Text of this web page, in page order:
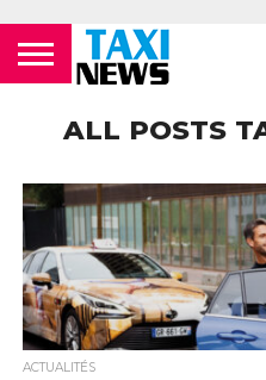
ACTUALITÉS
FORMATION
TAXIS
COMPAGNIES
AÉRIENNES /
CDG
FOURRIÈRES
PHARMACIES
24H/24 OU
STATIONS
DE TAXIS
TOILETTES
PUBLIQUES
LÉGALES
CONTACTER
CONFIDENTIALITÉ
ALL POSTS
ACTUALITÉS